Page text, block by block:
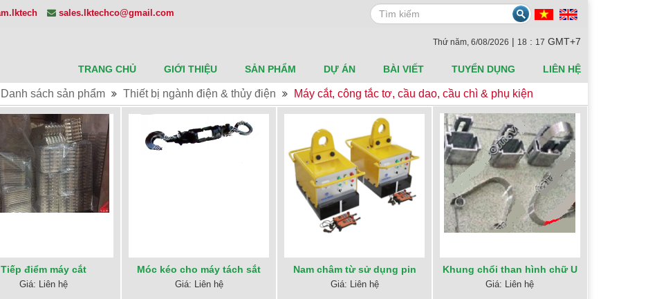
sales.lktechco@gmail.com Search
Thứ năm, 6/08/2026 | 18 : 17 GMT+7
TRANG CHỦ GIỚI THIỆU SẢN PHẨM DỰ ÁN BÀI VIẾT TUYỂN DỤNG LIÊN HỆ
Danh sách sản phẩm Thiết bị ngành điện & thủy điện Máy cắt, công tắc tơ, cầu dao, cầu chì & phụ kiện
Tiếp điểm máy cắt
Giá: Liên hệ
Móc kéo cho máy tách sắt
Giá: Liên hệ
Nam châm từ sử dụng pin
Giá: Liên hệ
Khung chổi than hình chữ U
Giá: Liên hệ